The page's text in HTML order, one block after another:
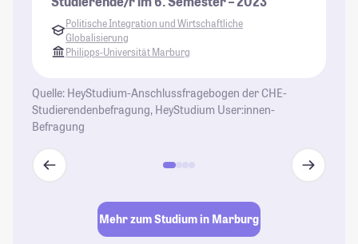
Politische Integration und Wirtschaftliche
Globalisierung
Philipps-Universität Marburg
Quelle: HeyStudium-Anschlussfragebogen der CHE-
Studierendenbefragung, HeyStudium User:innen-
Befragung
Mehr zum Studium in Marburg